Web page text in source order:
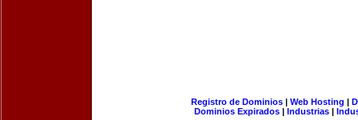
Registro de Dominios| Web Hosting |
Dominios Expirados | Industrias |